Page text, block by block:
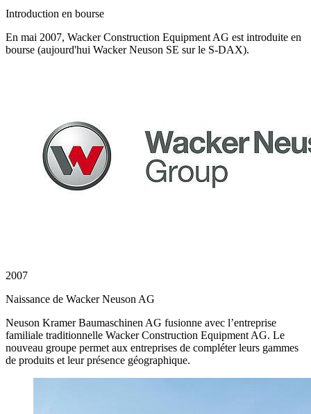
Introduction en bourse
En mai 2007, Wacker Construction Equipment AG est introduite en
bourse (aujourd'hui Wacker Neuson SE sur le S-DAX).
2007
Naissance de Wacker Neuson AG
Neuson Kramer Baumaschinen AG fusionne avec l’entreprise
familiale traditionnelle Wacker Construction Equipment AG. Le
nouveau groupe permet aux entreprises de compléter leurs gammes
de produits et leur présence géographique.